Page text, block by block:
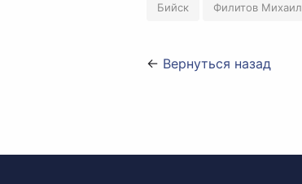
Бийск Филитов Михаил
← Вернуться назад